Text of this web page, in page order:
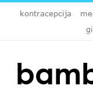
kontracepcija